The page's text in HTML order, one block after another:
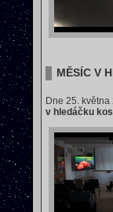
MĚSÍC V
Dne 25.
v hledáčku